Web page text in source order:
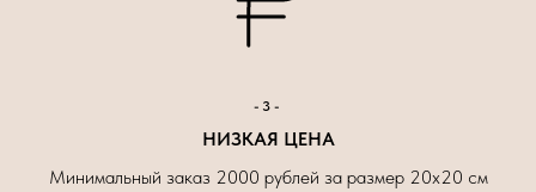
-3-
НИЗКАЯ ЦЕНА
Минимальный заказ 2000 рублей за размер 20х20 см